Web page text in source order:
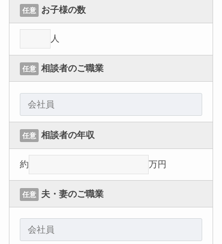
任意 お子様の数
人
任意 相談者のご職業
任意 相談者の年収
約 万円
任意 夫・妻のご職業